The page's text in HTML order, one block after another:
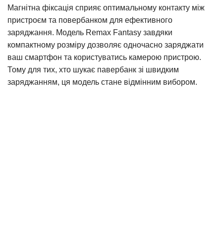
Магнітна фіксація сприяє оптимальному контакту між
пристроєм та повербанком для ефективного
заряджання. Модель Remax Fantasy завдяки
компактному розміру дозволяє одночасно заряджати
ваш смартфон та користуватись камерою пристрою.
Тому для тих, хто шукає павербанк зі швидким
заряджанням, ця модель стане відмінним вибором.